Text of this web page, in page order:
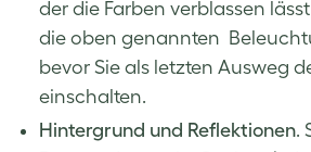
der die Farben verblassen
die oben genannten
bevor Sie als letzten Ausweg
einschalten.
Hintergrund und Reflektionen.